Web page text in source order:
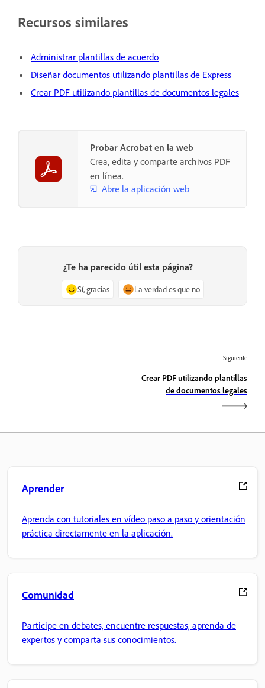
Recursos similares
Administrar plantillas de acuerdo
Diseñar documentos utilizando plantillas de Express
Crear PDF utilizando plantillas de documentos legales
Probar Acrobat en la web
Crea, edita y comparte archivos PDF
en línea.
Abre la aplicación web
¿Te ha parecido útil esta página?
Sí, gracias La verdad es que no
Siguiente
Crear PDF utilizando plantillas
de documentos legales
Aprender
Aprenda con tutoriales en vídeo paso a paso y orientación
práctica directamente en la aplicación.
Comunidad
Participe en debates, encuentre respuestas, aprenda de
expertos y comparta sus conocimientos.